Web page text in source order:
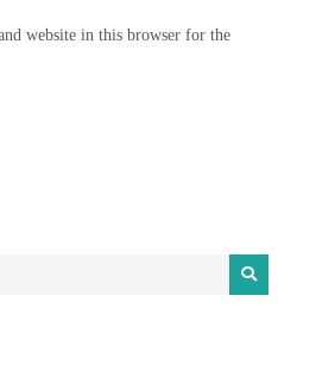
website in this browser for the